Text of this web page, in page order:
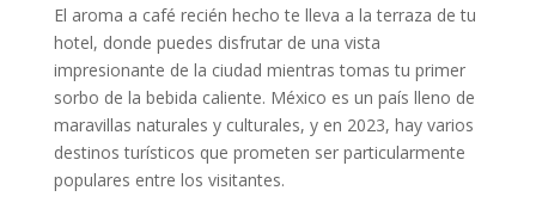
El aroma a café recién hecho te lleva a la terraza de tu
hotel, donde puedes disfrutar de una vista
impresionante de la ciudad mientras tomas tu primer
sorbo de la bebida caliente. México es un país lleno de
maravillas naturales y culturales, y en 2023, hay varios
destinos turísticos que prometen ser particularmente
populares entre los visitantes.